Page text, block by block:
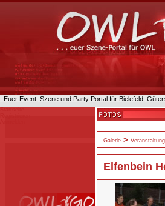
Euer Event, Szene und Party Portal für Bielefeld,
Galerie >
Elfenbein